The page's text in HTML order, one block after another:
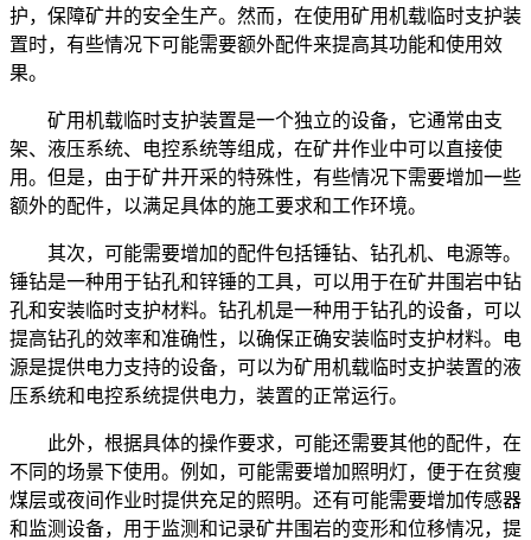
护，保障矿井的安全生产。然而，在使用矿用机载临时支护装
置时，有些情况下可能需要额外配件来提高其功能和使用效
果。
矿用机载临时支护装置是一个独立的设备，它通常由支
架、液压系统、电控系统等组成，在矿井作业中可以直接使
用。但是，由于矿井开采的特殊性，有些情况下需要增加一些
额外的配件，以满足具体的施工要求和工作环境。
其次，可能需要增加的配件包括锤钻、钻孔机、电源等。
锤钻是一种用于钻孔和锌锤的工具，可以用于在矿井围岩中钻
孔和安装临时支护材料。钻孔机是一种用于钻孔的设备，可以
提高钻孔的效率和准确性，以确保正确安装临时支护材料。电
源是提供电力支持的设备，可以为矿用机载临时支护装置的液
压系统和电控系统提供电力，装置的正常运行。
此外，根据具体的操作要求，可能还需要其他的配件，在
不同的场景下使用。例如，可能需要增加照明灯，便于在贫瘦
煤层或夜间作业时提供充足的照明。还有可能需要增加传感器
和监测设备，用于监测和记录矿井围岩的变形和位移情况，提